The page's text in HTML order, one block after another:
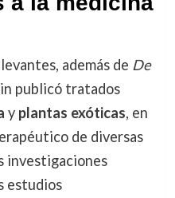
además de De
publicó tratados
y plantas exóticas, en
de diversas
investigaciones
estudios